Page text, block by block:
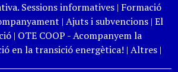
Sessions informatives| Formació
| Ajuts i subvencions| El
| OTE COOP - Acompanyem la
en la transició energètica! | Altres|